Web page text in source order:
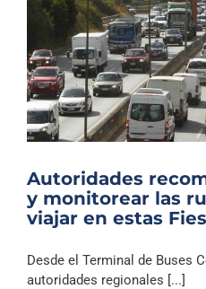
Autoridades
y monitorear las
viajar en estas
Desde el Terminal de Buses
autoridades regionales [...]